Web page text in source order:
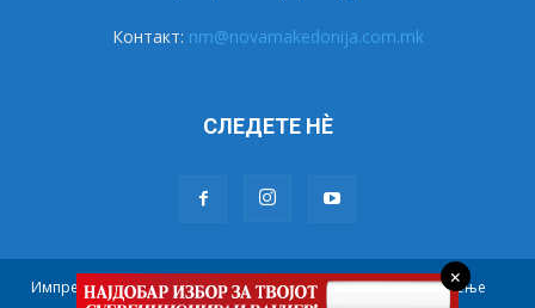
Контакт: nm@novamakedonija.com.mk
СЛЕДЕТЕ НÈ
Импресум Маркетинг Претплата
Правила на користење
×